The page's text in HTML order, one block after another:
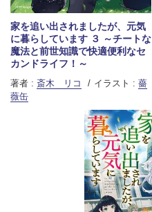
家を追い出されましたが、元気
に暮らしています ３ ～チートな
魔法と前世知識で快適便利なセ
カンドライフ！～
著者 : 斎木 リコ イラスト : 薔
薇缶